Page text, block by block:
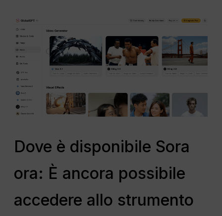
Dove è disponibile Sora
ora: È ancora possibile
accedere allo strumento